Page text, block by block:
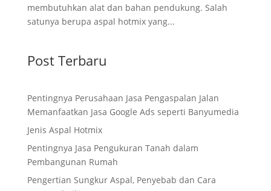
membutuhkan alat dan bahan pendukung. Salah
satunya berupa aspal hotmix yang...
Post Terbaru
Pentingnya Perusahaan Jasa Pengaspalan Jalan
Memanfaatkan Jasa Google Ads seperti Banyumedia
Jenis Aspal Hotmix
Pentingnya Jasa Pengukuran Tanah dalam
Pembangunan Rumah
Pengertian Sungkur Aspal, Penyebab dan Cara